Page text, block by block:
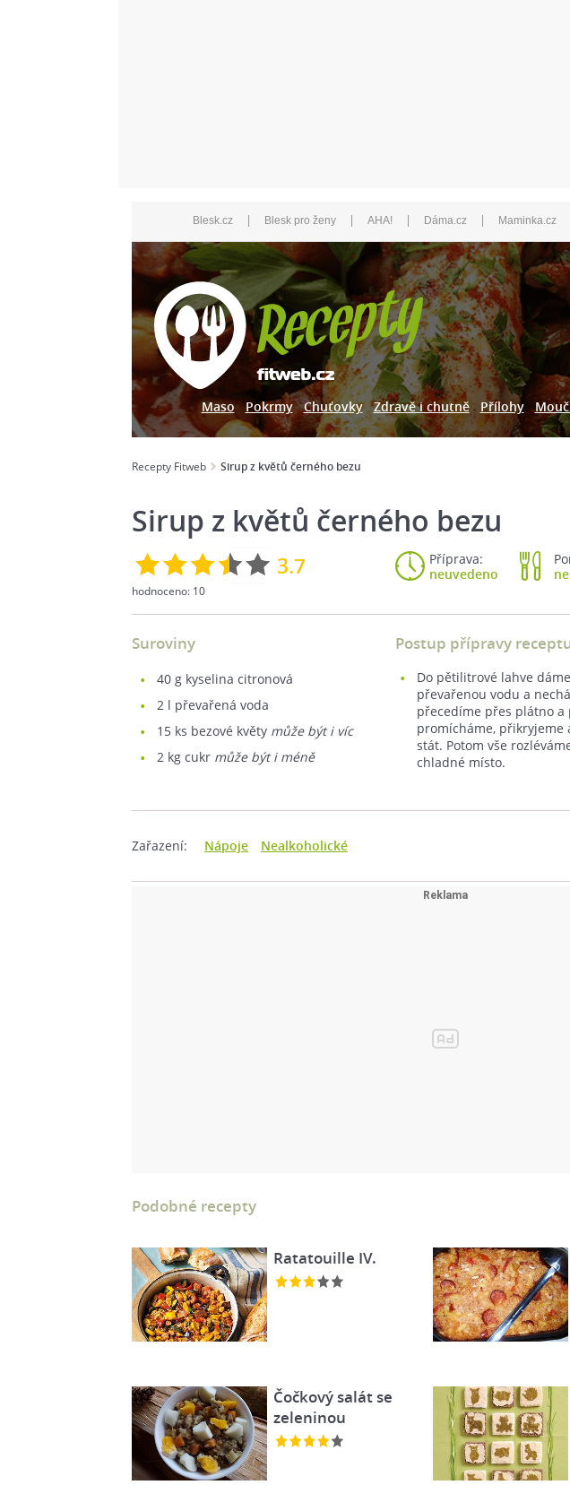
Blesk.cz | Blesk pro ženy | AHA! | Dáma.cz | Maminka.cz
Maso Pokrmy Chuťovky Zdravě i chutně Přílohy
Recepty Fitweb Sirup z květů černého bezu
Sirup z květů černého bezu
3.7
hodnoceno: 10
Příprava:
neuvedeno
Suroviny
40 g kyselina citronová
2 l převařená voda
15 ks bezové květy může být i víc
2 kg cukr může být i méně
Postup přípravy
Do pětilitrové lahve
převařenou vodu a
přecedíme přes plátno a
promícháme, přikryjeme
stát. Potom vše
chladné místo.
Zařazení: Nápoje Nealkoholické
Podobné recepty
Ratatouille IV.
Čočkový salát se
zeleninou